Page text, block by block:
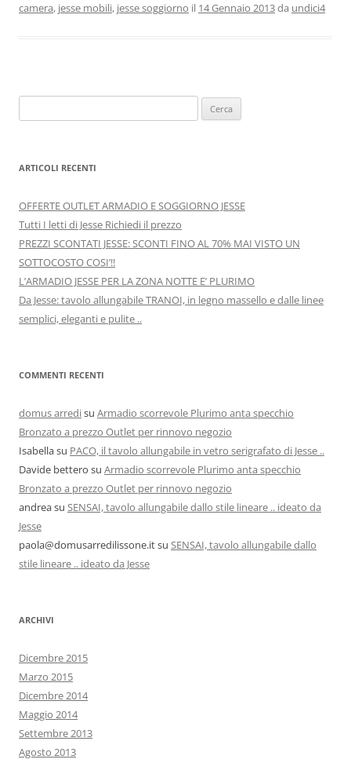
o o di
camera, jesse mobili, jesse soggiorno il 14 Gennaio 2013da undici4
per:
ARTICOLI RECENTI
OFFERTE OUTLET ARMADIO E SOGGIORNO JESSE
Tutti I letti di Jesse Richiedi il prezzo
PREZZI SCONTATI JESSE: SCONTI FINO AL 70% MAI VISTO UN
SOTTOCOSTO COSI’!!
L’ARMADIO JESSE PER LA ZONA NOTTE E’ PLURIMO
Da Jesse: tavolo allungabile TRANOI, in legno massello e dalle linee
semplici, eleganti e pulite ..
COMMENTI RECENTI
domus arredisu Armadio scorrevole Plurimo anta specchio
Bronzato a prezzo Outlet per rinnovo negozio
Isabellasu PACO, il tavolo allungabile in vetro serigrafato di Jesse ..
Davide bettero su Armadio scorrevole Plurimo anta specchio
Bronzato a prezzo Outlet per rinnovo negozio
andreasu SENSAI, tavolo allungabile dallo stile lineare .. ideato da
Jesse
paola@domusarredilissone.itsu SENSAI, tavolo allungabile dallo
stile lineare .. ideato da Jesse
ARCHIVI
Dicembre 2015
Marzo 2015
Dicembre 2014
Maggio 2014
Settembre 2013
Agosto 2013